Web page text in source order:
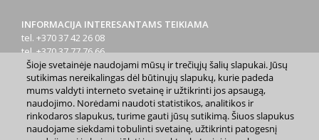
INFORMACIJA INTERESANTAMS TEIKIAMA
tel. +370 37 42 26 08
tel. +370 37 77 76 66
tel. +370 660 07000
el. p.info@kaunas.lt
Šioje svetainėje naudojami mūsų ir trečiųjų šalių slapukai. Jūsų
sutikimas nereikalingas dėl būtinųjų slapukų, kurie padeda
mums valdyti interneto svetainę ir užtikrinti jos apsaugą,
naudojimo. Norėdami naudoti statistikos, analitikos ir
rinkodaros slapukus, turime gauti jūsų sutikimą. Šiuos slapukus
naudojame siekdami tobulinti svetainę, užtikrinti patogesnį